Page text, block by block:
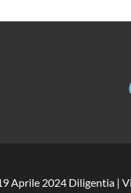
Aprile 2024 Diligentia |